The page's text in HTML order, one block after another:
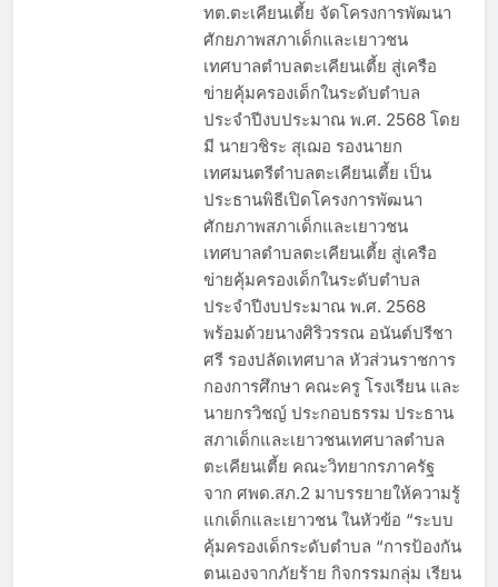
ทต.ตะเคียนเตี้ย จัดโครงการพัฒนา
ศักยภาพสภาเด็กและเยาวชน
เทศบาลตำบลตะเคียนเตี้ย สู่เครือ
ข่ายคุ้มครองเด็กในระดับตำบล
ประจำปีงบประมาณ พ.ศ. 2568 โดย
มี นายวชิระ สุเฌอ รองนายก
เทศมนตรีตำบลตะเคียนเตี้ย เป็น
ประธานพิธีเปิดโครงการพัฒนา
ศักยภาพสภาเด็กและเยาวชน
เทศบาลตำบลตะเคียนเตี้ย สู่เครือ
ข่ายคุ้มครองเด็กในระดับตำบล
ประจำปีงบประมาณ พ.ศ. 2568
พร้อมด้วยนางศิริวรรณ อนันต์ปรีชา
ศรี รองปลัดเทศบาล หัวส่วนราชการ
กองการศึกษา คณะครู โรงเรียน และ
นายกรวิชญ์ ประกอบธรรม ประธาน
สภาเด็กและเยาวชนเทศบาลตำบล
ตะเคียนเตี้ย คณะวิทยากรภาครัฐ
จาก ศพด.สภ.2 มาบรรยายให้ความรู้
แกเด็กและเยาวชน ในหัวข้อ “ระบบ
คุ้มครองเด็กระดับตำบล “การป้องกัน
ตนเองจากภัยร้าย กิจกรรมกลุ่ม เรียน